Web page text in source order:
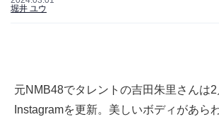
堀井 ユウ
元NMB48でタレントの吉田朱里さんは
Instagramを更新。美しいボディがあら